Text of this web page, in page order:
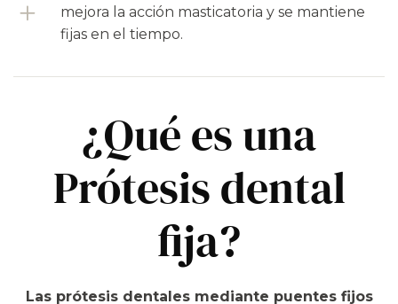
mejora la acción masticatoria y se mantiene
fijas en el tiempo.
¿Qué es una
Prótesis dental
fija?
Las prótesis dentales mediante puentes fijos